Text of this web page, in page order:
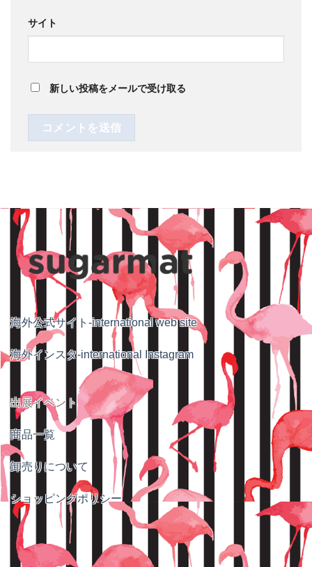
サイト
新しい投稿をメールで受け取る
海外公式サイト-international web site
海外インスタ-international Instagram
出展イベント
商品一覧
卸売りについて
ショッピングポリシー